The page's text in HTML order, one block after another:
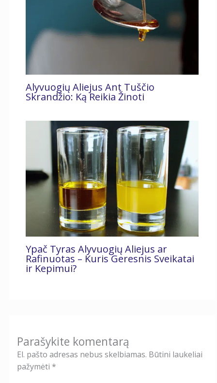
Alyvuogių Aliejus Ant Tuščio
Skrandžio: Ką Reikia Žinoti
Ypač Tyras Alyvuogių Aliejus ar
Rafinuotas – Kuris Geresnis Sveikatai
ir Kepimui?
Parašykite komentarą
El. pašto adresas nebus skelbiamas. Būtini laukeliai
pažymėti *